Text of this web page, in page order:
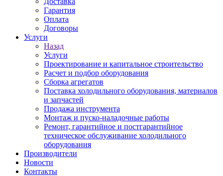
Гарантия
Оплата
Договоры
Услуги
Назад
Услуги
Проектирование и капитальное строительство
Расчет и подбор оборудования
Сборка агрегатов
Поставка холодильного оборудования, материалов
и запчастей
Продажа инструмента
Монтаж и пуско-наладочные работы
Ремонт, гарантийное и постгарантийное
техническое обслуживание холодильного
оборудования
Производители
Новости
Контакты